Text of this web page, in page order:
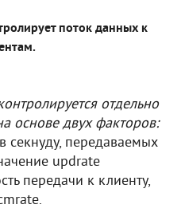
поток данных к
отдельно
основе двух факторов:
секнуду, передаваемых
updrate
передачи к клиенту,